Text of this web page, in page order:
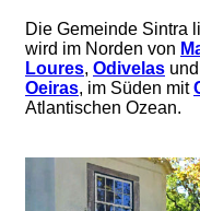
Die Gemeinde Sintra
wird im Norden von
Loures, Odivelas und
Oeiras, im Süden mit
Atlantischen Ozean.